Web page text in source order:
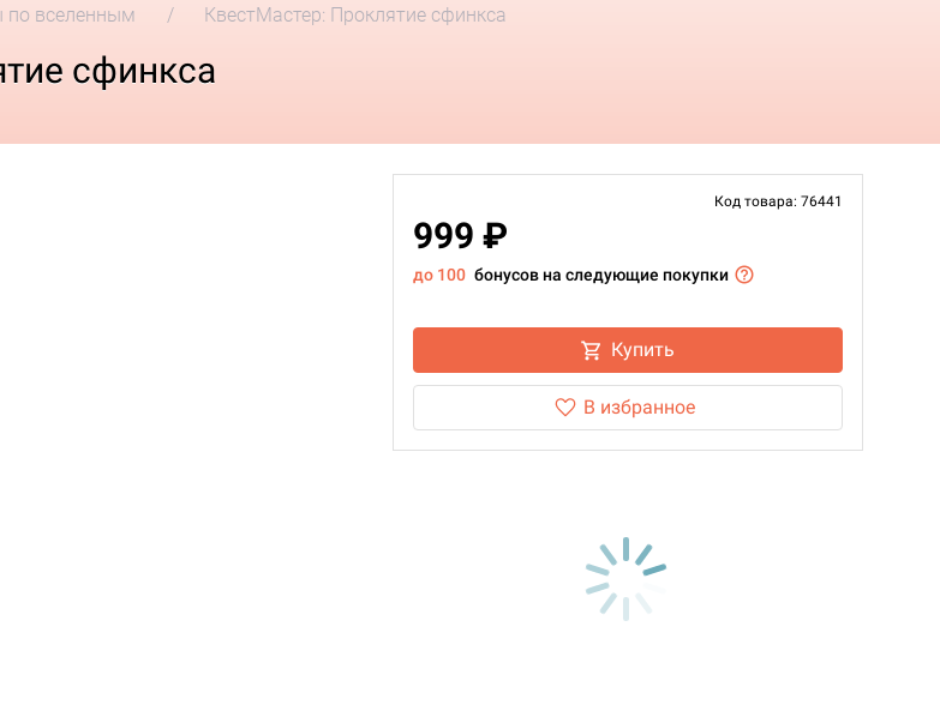
по вселенным КвестМастер: Проклятие сфинкса
сфинкса
Код товара: 76441
999 ₽
до 100 бонусов на следующие покупки
Купить
В избранное